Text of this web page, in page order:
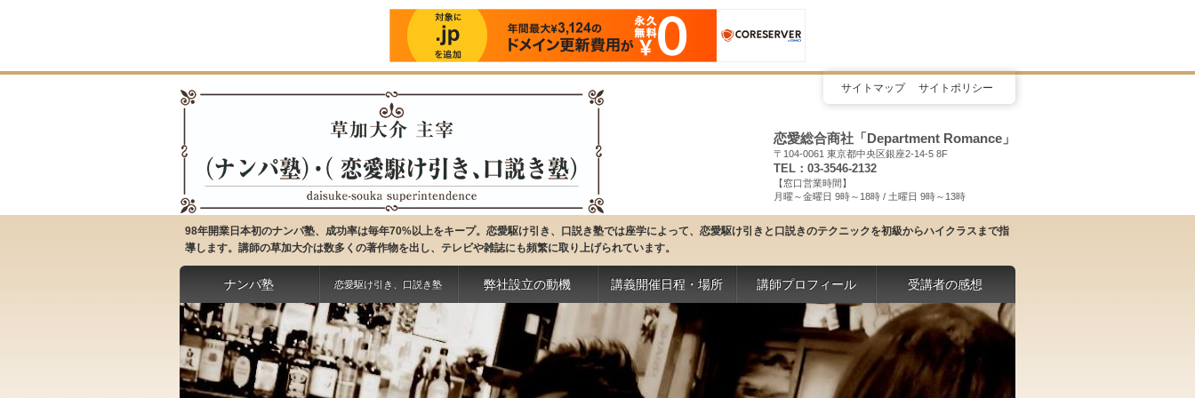
98年開業日本初のナンパ塾、成功率は毎年70%以上をキープ。恋愛駆け引き、口説き塾では座学によって、恋愛駆け引きと口説きのテクニックを初級からハイクラスまで指
導します。講師の草加大介は数多くの著作物を出し、テレビや雑誌にも頻繁に取り上げられています。
サイトマップ サイトポリシー
恋愛総合商社「Department Romance」
〒104-0061 東京都中央区銀座2-14-5 8F
TEL：03-3546-2132
【窓口営業時間】
月曜～金曜日 9時～18時 / 土曜日 9時～13時
ナンパ塾 恋愛駆け引き、口説き塾 弊社設立の動機 講義開催日程・場所 講師プロフィール 受講者の感想